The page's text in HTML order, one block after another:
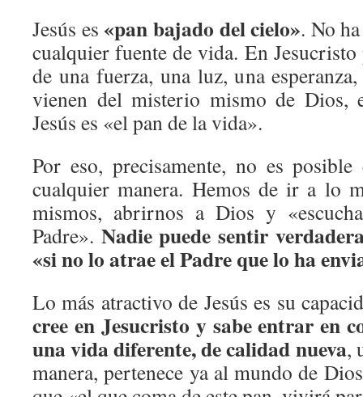
Jesús es «pan bajado del cielo». No
cualquier fuente de vida. En
de una fuerza, una luz, una
vienen del misterio mismo de Dios,
Jesús es «el pan de la vida».
Por eso, precisamente, no es
cualquier manera. Hemos de ir a lo
mismos, abrirnos a Dios y
Padre». Nadie puede sentir
«si no lo atrae el Padre que lo ha
Lo más atractivo de Jesús es su
cree en Jesucristo y sabe entrar en
una vida diferente, de calidad nueva,
manera, pertenece ya al mundo de